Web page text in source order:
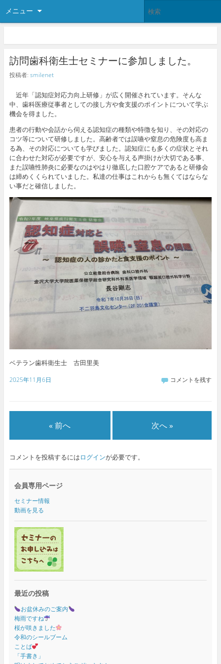
メニュー
訪問歯科衛生士セミナーに参加しました。
投稿者: smilenet
近年「認知症対応力向上研修」が広く開催されています。そんな
中、歯科医療従事者としての接し方や食支援のポイントについて学ぶ
機会を得ました。
患者の行動や会話から伺える認知症の種類や特徴を知り、その対応の
コツ等について研修しました。高齢者では誤嚥や窒息の危険度も高ま
る為、その対応についても学びました。認知症にも多くの症状とそれ
に合わせた対応が必要ですが、安心を与える声掛けが大切である事、
また誤嚥性肺炎に必要なのはやはり徹底した口腔ケアであると研修会
は締めくくられていました。私達の仕事はこれからも無くてはならな
い事だと確信しました。
ベテラン歯科衛生士 古田里美
2025年11月6日 コメントを残す
« 前へ 次へ »
コメントを投稿するにはログインが必要です。
会員専用ページ
セミナー情報
動画を見る
最近の投稿
お盆休みのご案内
梅雨ですね
桜が咲きました
令和のシールブーム
ことば
「手書き」